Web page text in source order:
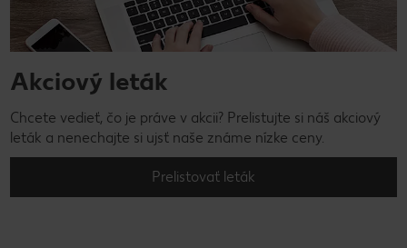
Akciový leták
Chcete vedieť, čo je práve v akcii? Prelistujte si náš akciový
leták a nenechajte si ujsť naše známe nízke ceny.
Prelistovať leták